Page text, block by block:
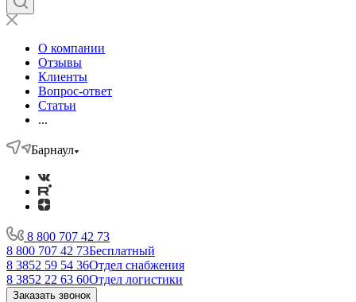
О компании
Отзывы
Клиенты
Вопрос-ответ
Статьи
...
Барнаул
8 800 707 42 73
8 800 707 42 73Бесплатный
8 3852 59 54 36Отдел снабжения
8 3852 22 63 60Отдел логистики
Заказать звонок